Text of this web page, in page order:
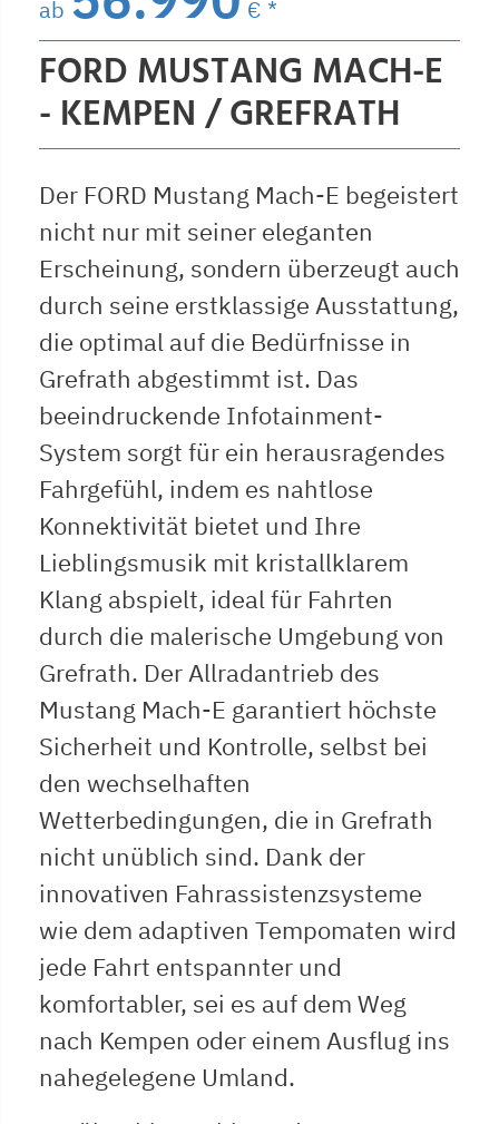
ab € *
FORD MUSTANG MACH-E
- KEMPEN / GREFRATH
Der FORD Mustang Mach-E begeistert
nicht nur mit seiner eleganten
Erscheinung, sondern überzeugt auch
durch seine erstklassige Ausstattung,
die optimal auf die Bedürfnisse in
Grefrath abgestimmt ist. Das
beeindruckende Infotainment-
System sorgt für ein herausragendes
Fahrgefühl, indem es nahtlose
Konnektivität bietet und Ihre
Lieblingsmusik mit kristallklarem
Klang abspielt, ideal für Fahrten
durch die malerische Umgebung von
Grefrath. Der Allradantrieb des
Mustang Mach-E garantiert höchste
Sicherheit und Kontrolle, selbst bei
den wechselhaften
Wetterbedingungen, die in Grefrath
nicht unüblich sind. Dank der
innovativen Fahrassistenzsysteme
wie dem adaptiven Tempomaten wird
jede Fahrt entspannter und
komfortabler, sei es auf dem Weg
nach Kempen oder einem Ausflug ins
nahegelegene Umland.